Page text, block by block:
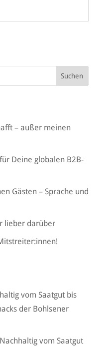
– außer meinen
Deine globalen B2B-
Gästen – Sprache und
lieber darüber
vom Saatgut bis
der Bohlsener
Nachhaltig vom Saatgut